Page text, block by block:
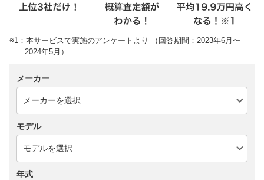
※1：本サービスで実施のアンケートより （回答期間：2023年6月〜
2024年5月）
メーカー
モデル
年式